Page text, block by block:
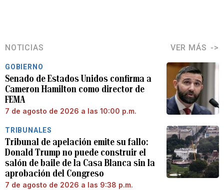
NOTICIAS VER MÁS
GOBIERNO
Senado de Estados Unidos confirma a
Cameron Hamilton como director de
FEMA
7 de agosto de 2026 a las 10:00 p.m.
TRIBUNALES
Tribunal de apelación emite su fallo:
Donald Trump no puede construir el
salón de baile de la Casa Blanca sin la
aprobación del Congreso
7 de agosto de 2026 a las 9:38 p.m.